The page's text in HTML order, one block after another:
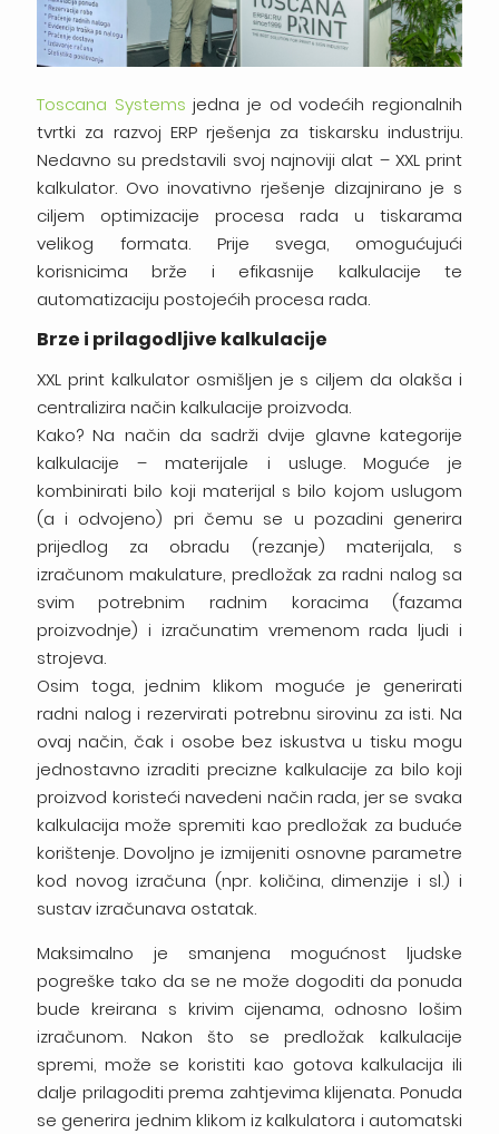
Toscana Systems jedna je od vodećih regionalnih
tvrtki za razvoj ERP rješenja za tiskarsku industriju.
Nedavno su predstavili svoj najnoviji alat – XXL print
kalkulator. Ovo inovativno rješenje dizajnirano je s
ciljem optimizacije procesa rada u tiskarama
velikog formata. Prije svega, omogućujući
korisnicima brže i efikasnije kalkulacije te
automatizaciju postojećih procesa rada.
Brze i prilagodljive kalkulacije
XXL print kalkulator osmišljen je s ciljem da olakša i
centralizira način kalkulacije proizvoda.
Kako? Na način da sadrži dvije glavne kategorije
kalkulacije – materijale i usluge. Moguće je
kombinirati bilo koji materijal s bilo kojom uslugom
(a i odvojeno) pri čemu se u pozadini generira
prijedlog za obradu (rezanje) materijala, s
izračunom makulature, predložak za radni nalog sa
svim potrebnim radnim koracima (fazama
proizvodnje) i izračunatim vremenom rada ljudi i
strojeva.
Osim toga, jednim klikom moguće je generirati
radni nalog i rezervirati potrebnu sirovinu za isti. Na
ovaj način, čak i osobe bez iskustva u tisku mogu
jednostavno izraditi precizne kalkulacije za bilo koji
proizvod koristeći navedeni način rada, jer se svaka
kalkulacija može spremiti kao predložak za buduće
korištenje. Dovoljno je izmijeniti osnovne parametre
kod novog izračuna (npr. količina, dimenzije i sl.) i
sustav izračunava ostatak.
Maksimalno je smanjena mogućnost ljudske
pogreške tako da se ne može dogoditi da ponuda
bude kreirana s krivim cijenama, odnosno lošim
izračunom. Nakon što se predložak kalkulacije
spremi, može se koristiti kao gotova kalkulacija ili
dalje prilagoditi prema zahtjevima klijenata. Ponuda
se generira jednim klikom iz kalkulatora i automatski